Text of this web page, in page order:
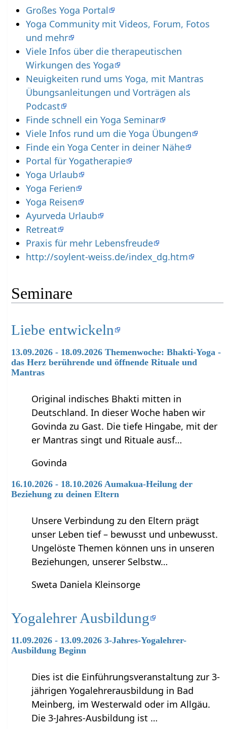
Großes Yoga Portal
Yoga Community mit Videos, Forum, Fotos
und mehr
Viele Infos über die therapeutischen
Wirkungen des Yoga
Neuigkeiten rund ums Yoga, mit Mantras
Übungsanleitungen und Vorträgen als
Podcast
Finde schnell ein Yoga Seminar
Viele Infos rund um die Yoga Übungen
Finde ein Yoga Center in deiner Nähe
Portal für Yogatherapie
Yoga Urlaub
Yoga Ferien
Yoga Reisen
Ayurveda Urlaub
Retreat
Praxis für mehr Lebensfreude
http://soylent-weiss.de/index_dg.htm
Seminare
Liebe entwickeln
13.09.2026 - 18.09.2026 Themenwoche: Bhakti-Yoga -
das Herz berührende und öffnende Rituale und
Mantras
Original indisches Bhakti mitten in
Deutschland. In dieser Woche haben wir
Govinda zu Gast. Die tiefe Hingabe, mit der
er Mantras singt und Rituale ausf…
Govinda
16.10.2026 - 18.10.2026 Aumakua-Heilung der
Beziehung zu deinen Eltern
Unsere Verbindung zu den Eltern prägt
unser Leben tief – bewusst und unbewusst.
Ungelöste Themen können uns in unseren
Beziehungen, unserer Selbstw…
Sweta Daniela Kleinsorge
Yogalehrer Ausbildung
11.09.2026 - 13.09.2026 3-Jahres-Yogalehrer-
Ausbildung Beginn
Dies ist die Einführungsveranstaltung zur 3-
jährigen Yogalehrerausbildung in Bad
Meinberg, im Westerwald oder im Allgäu.
Die 3-Jahres-Ausbildung ist …